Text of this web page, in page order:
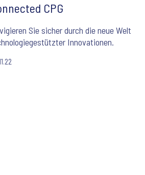
CPG
Sie sicher durch die neue Welt
Innovationen.